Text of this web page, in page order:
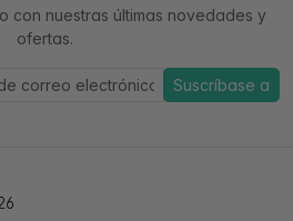
con nuestras últimas novedades y
ofertas.
Suscríbase a